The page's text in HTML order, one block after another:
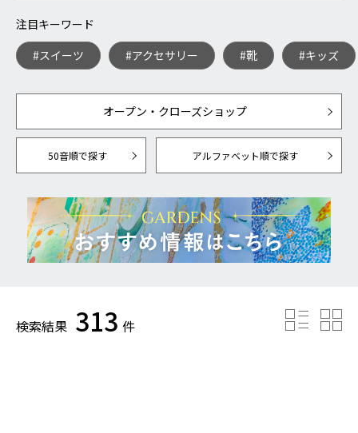
注目キーワード
#スイーツ
#アクセサリー #靴 #キッズ
オープン・クローズショップ
50音順で探す アルファベット順で探す
検索結果 313 件